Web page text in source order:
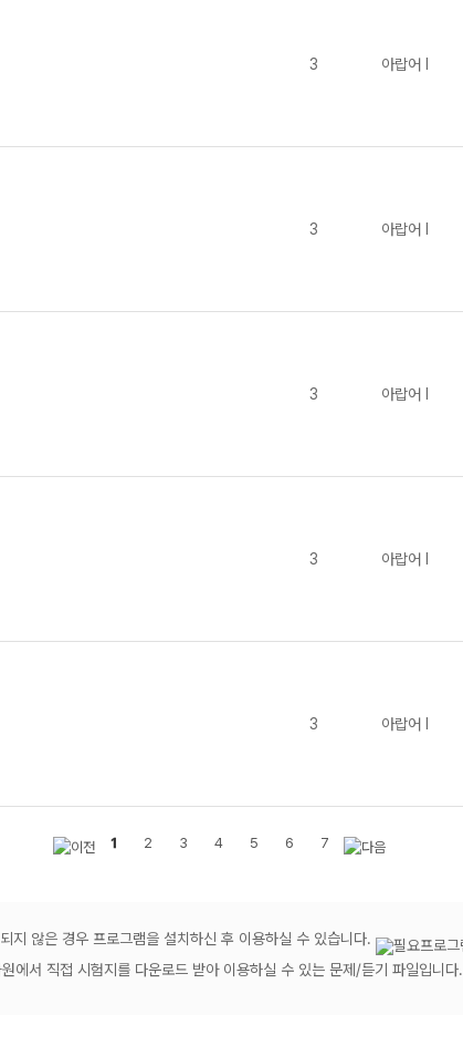
3 아랍어 I
3 아랍어 I
3 아랍어 I
3 아랍어 I
3 아랍어 I
1 2 3 4 5 6 7
않은 경우 프로그램을 설치하신 후 이용하실 수 있습니다.
에서 직접 시험지를 다운로드 받아 이용하실 수 있는 문제/듣기 파일입니다.